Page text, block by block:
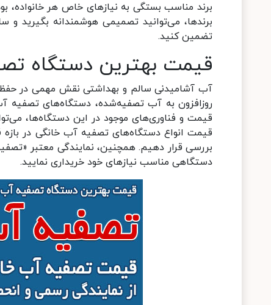
برند مناسب بستگی به نیازهای خاص هر خانواده،
برندها، می‌توانید تصمیمی هوشمندانه بگیرید و
تضمین کنید.
قیمت بهترین دستگاه
آب آشامیدنی سالم و بهداشتی نقش مهمی در حفظ
روزافزون به آب تصفیه‌شده، دستگاه‌های تصفیه
قیمت و فناوری‌های موجود در این دستگاه‌ها،
بررسی قرار دهیم. همچنین، نمایندگی معتبر
دستگاهی مناسب نیازهای خود خریداری نمایید.